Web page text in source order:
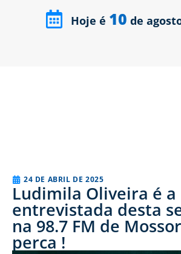
Hoje é 10 de
24 DE ABRIL DE 2025
Ludimila Oliveira é a
entrevistada desta
na 98.7 FM de
perca !